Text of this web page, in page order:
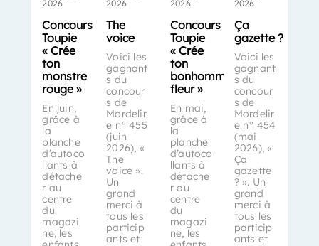
2026
Concours
Toupie
« Crée
ton
monstre
rouge »
En juin,
grâce à
la
planche
d’autoco
llants à
détache
r au
centre
du
magazi
ne, les
2026
The
voice
Voici les
gagnant
s du
concour
s de
Mordelir
e n° 455
(juin
2026), «
The
voice ».
Un
grand
merci à
tous les
particip
ants et
2026
Concours
Toupie
« Crée
ton
bonhomme-
fleur »
En mai,
grâce à
la
planche
d’autoco
llants à
détache
r au
centre
du
magazi
ne, les
2026
Ça
gazette ?
Voici les
gagnant
s du
concour
s de
Mordelir
e n° 454
(mai
2026), «
Ça
gazette
? ». Un
grand
merci à
tous les
particip
ants et